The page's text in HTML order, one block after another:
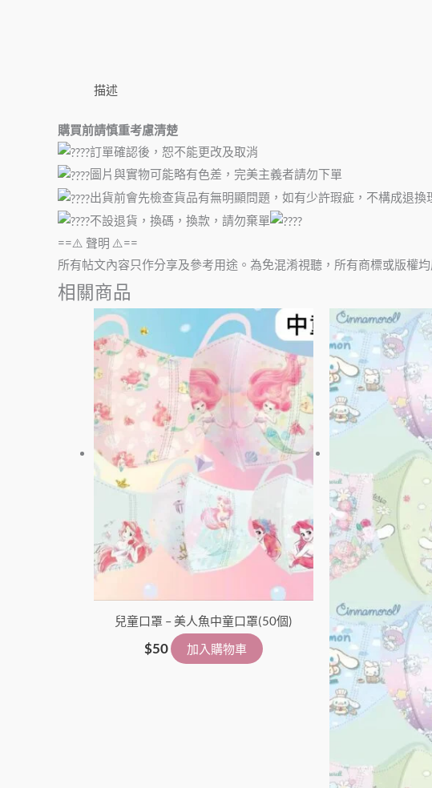
描述
購買前請慎重考慮清楚
訂單確認後，恕不能更改及取消
圖片與實物可能略有色差，完美主義者請勿下單
出貨前會先檢查貨品有無明顯問題，如有少許瑕疵，不構成退換
不設退貨，換碼，換款，請勿棄單
==⚠️ 聲明 ⚠️==
所有帖文內容只作分享及參考用途。為免混淆視聽，所有商標或版權
相關商品
兒童口罩 – 美人魚中童口罩(50個)
$50 加入購物車